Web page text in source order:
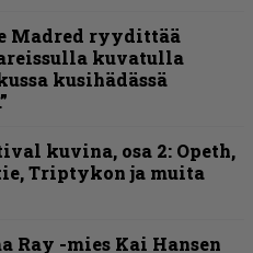
Madred ryydittää
kuvatulla
kusihädässä
kuvina, osa 2: Opeth,
Triptykon ja muita
Ray -mies Kai Hansen